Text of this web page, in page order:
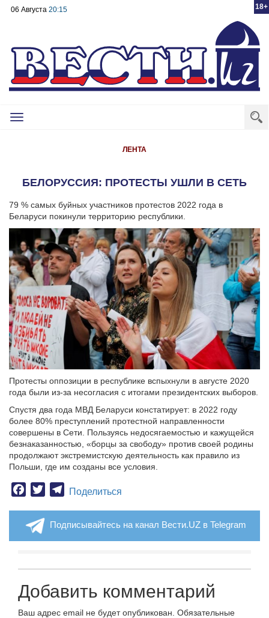
18+
06 Августа 20:15
Toggle
ЛЕНТА
БЕЛОРУССИЯ: ПРОТЕСТЫ УШЛИ В СЕТЬ
79 % самых буйных участников протестов 2022 года в
Беларуси покинули территорию республики.
Протесты оппозиции в республике вспыхнули в августе 2020
года были из-за несогласия с итогами президентских выборов.
Спустя два года МВД Беларуси констатирует: в 2022 году
более 80% преступлений протестной направленности
совершены в Сети. Пользуясь недосягаемостью и кажущейся
безнаказанностью, «борцы за свободу» против своей родины
продолжают экстремистскую деятельность как правило из
Польши, где им созданы все условия.
Facebook
TwitterTelegram
Поделиться
Подписывайтесь на канал Вести.UZ в Telegram
Добавить комментарий
Ваш адрес email не будет опубликован. Обязательные